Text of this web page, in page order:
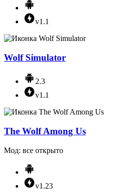
v1.1
Wolf Simulator
2.3
v1.1
The Wolf Among Us
Мод: все открыто
v1.23